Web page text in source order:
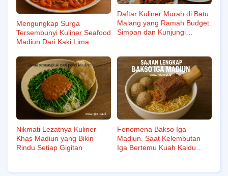
Mengungkap Surga
Tersembunyi Kuliner Seafood
Madiun Dari Kaki Lima
Daftar Kuliner Murah di Batu
Malang yang Ramah Budget.
Simpan dan Kunjungi
Nikmati Lezatnya Kuliner
Khas Madiun yang Bikin
Rindu Setiap Gigitan
Fenomena Bakso Iga
Madiun. Saat Kelembutan
Iga Bertemu Kuah Kaldu